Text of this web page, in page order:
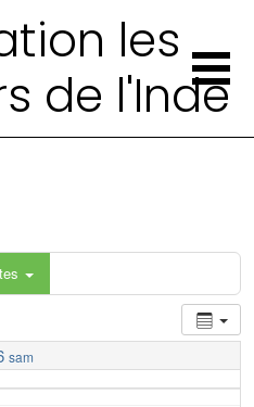
les
de l'Inde
sam